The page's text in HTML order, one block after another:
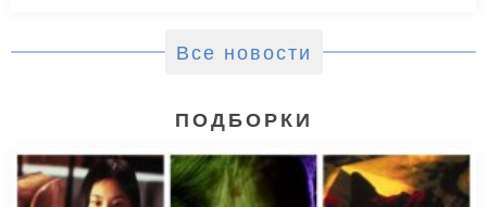
Все новости
ПОДБОРКИ